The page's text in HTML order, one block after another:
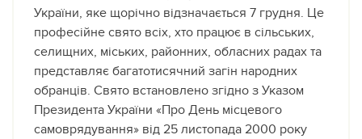
України, яке щорічно відзначається 7 грудня. Це
професійне свято всіх, хто працює в сільських,
селищних, міських, районних, обласних радах та
представляє багатотисячний загін народних
обранців. Свято встановлено згідно з Указом
Президента України «Про День місцевого
самоврядування» від 25 листопада 2000 року